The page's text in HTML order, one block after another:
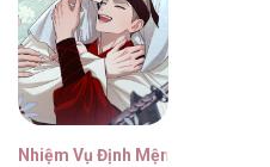
Nhiệm Vụ Định Mệnh